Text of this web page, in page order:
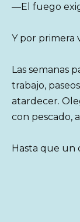
—El fuego
Y por primera
Las semanas
trabajo,
atardecer.
con pescado,
Hasta que un